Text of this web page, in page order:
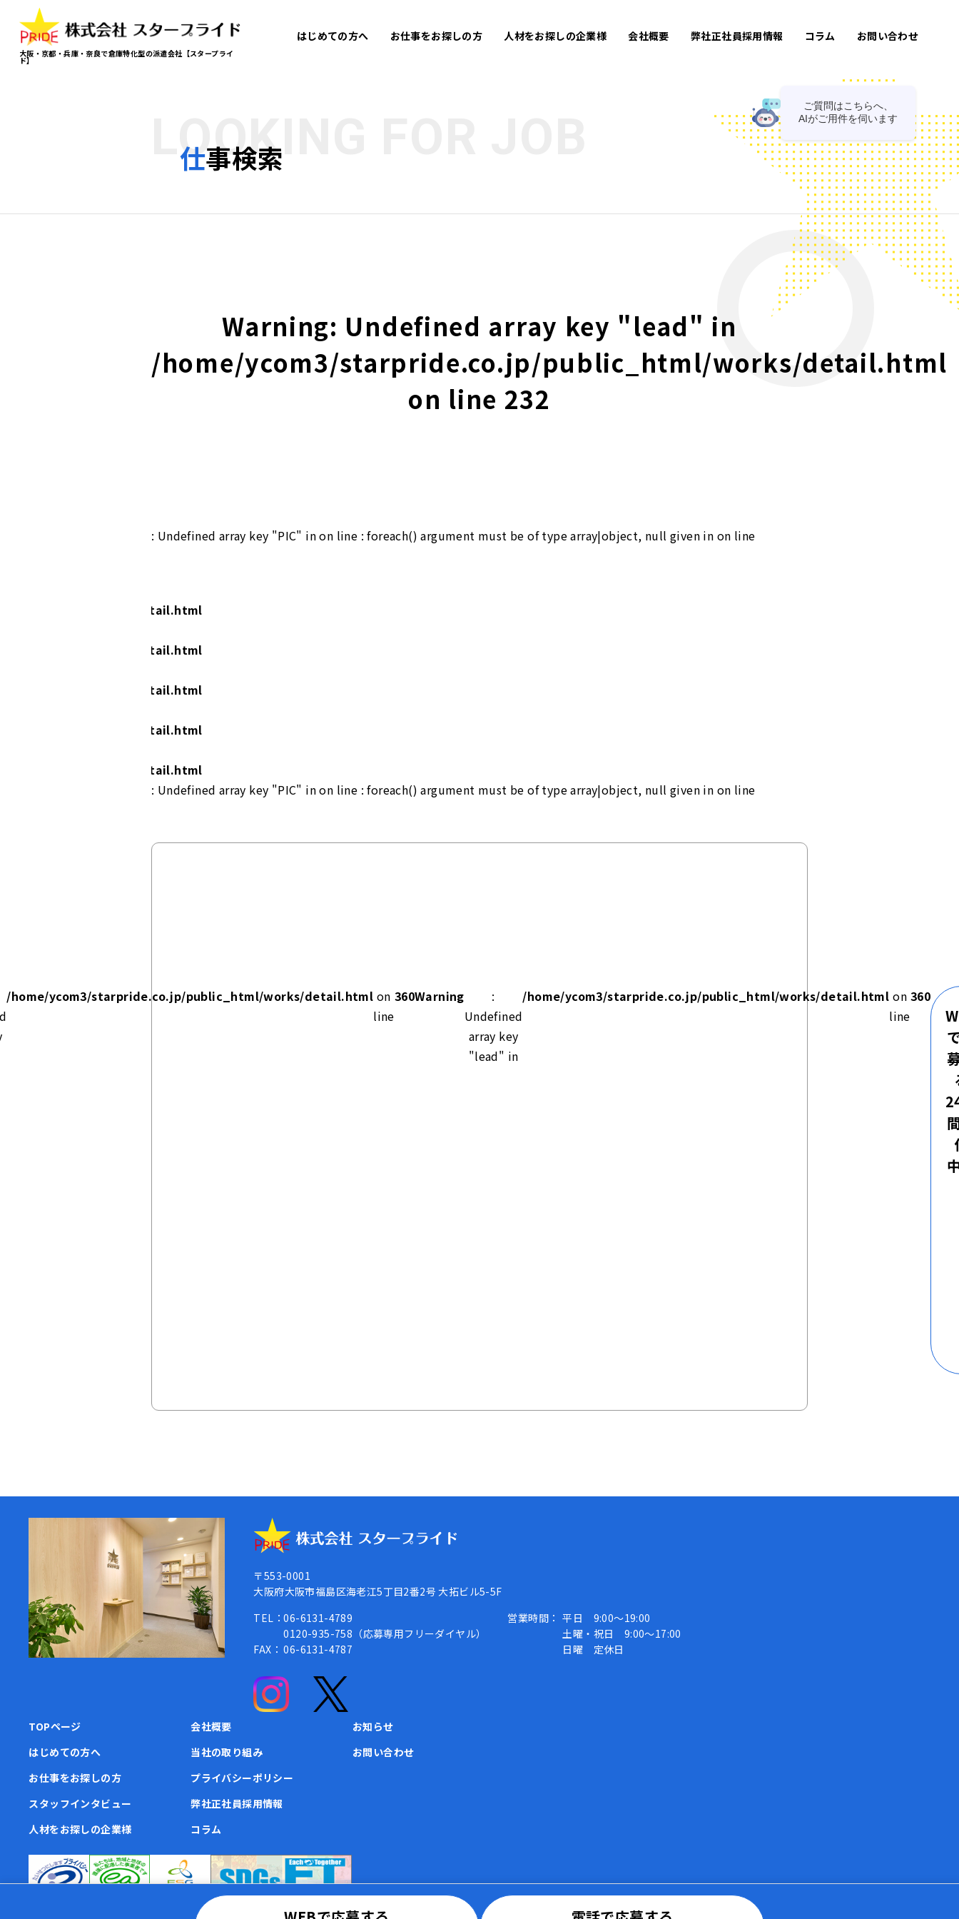
大阪・京都・兵庫・奈良で倉庫特化型の派遣会社【スタープライ
ド】
はじめての方へ お仕事をお探しの方 人材をお探しの企業様 会社概要 弊社正社員採用情報 コラム お問い合わせ
LOOKING FOR JOB
仕事検索
Warning: Undefined array key "lead" in
/home/ycom3/starpride.co.jp/public_html/works/detail.html
on line 232
: Undefined array key "PIC" inon line : foreach() argument must be of type array|object, null given in on line
public_html/works/detail.html
public_html/works/detail.html
public_html/works/detail.html
public_html/works/detail.html
public_html/works/detail.html
: Undefined array key "PIC" inon line : foreach() argument must be of type array|object, null given in on line
/home/ycom3/starpride.co.jp/public_html/works/detail.html on
line
360Warning
:
Undefined
array key
"lead" in
/home/ycom3/starpride.co.jp/public_html/works/detail.html on
line
360
〒553-0001
大阪府大阪市福島区海老江5丁目2番2号大拓ビル5-5F
TEL：06-6131-4789
0120-935-758（応募専用フリーダイヤル）
FAX： 06-6131-4787
営業時間： 平日 9:00～19:00
土曜・祝日 9:00～17:00
日曜 定休日
TOPページ
はじめての方へ
お仕事をお探しの方
スタッフインタビュー
人材をお探しの企業様
会社概要
当社の取り組み
プライバシーポリシー
弊社正社員採用情報
コラム
お知らせ
お問い合わせ
ご質問はこちらへ、
AIがご用件を伺います